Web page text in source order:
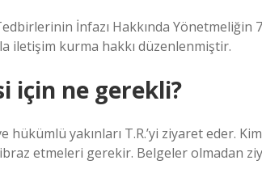
İnfazı Hakkında Yönetmeliğin
iletişim kurma hakkı düzenlenmiştir.
için ne gerekli?
yakınları T.R.’yi ziyaret eder.
etmeleri gerekir. Belgeler olmadan